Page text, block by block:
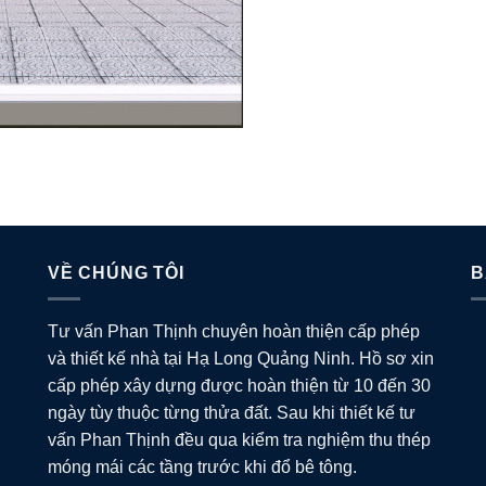
VỀ CHÚNG TÔI
Tư vấn Phan Thịnh chuyên hoàn thiện cấp phép
và thiết kế nhà tại Hạ Long Quảng Ninh. Hồ sơ xin
cấp phép xây dựng được hoàn thiện từ 10 đến 30
ngày tùy thuộc từng thửa đất. Sau khi thiết kế tư
vấn Phan Thịnh đều qua kiểm tra nghiệm thu thép
móng mái các tầng trước khi đổ bê tông.